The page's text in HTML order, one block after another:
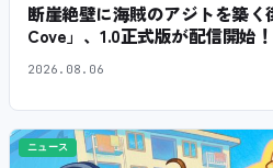
断崖絶壁に海賊のアジトを築
Cove」、1.0正式版が配信開始！
2026.08.06
ニュース